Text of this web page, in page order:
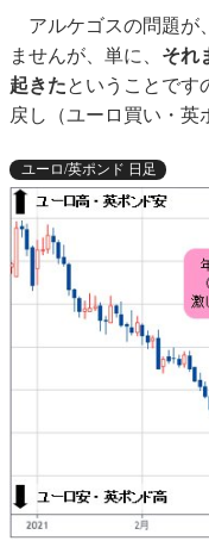
アルケゴスの問題が
ませんが、単に、 それ
起きたということです
戻し（ユーロ買い・英
ユーロ/英ポンド 日足